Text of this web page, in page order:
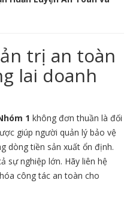
trị an toàn
lai doanh
1 không đơn thuần là đối
giúp người quản lý bảo vệ
dòng tiền sản xuất ổn định.
sự nghiệp lớn. Hãy liên hệ
công tác an toàn cho